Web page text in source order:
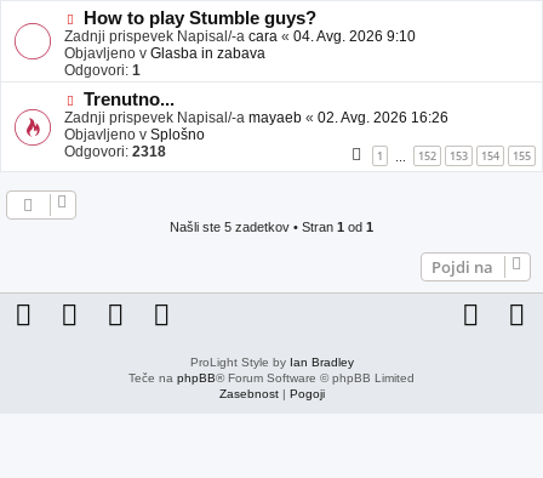
b
a
v
e
N
o
v
e
o
b
j
a
v
e
How to play Stumble guys?
Zadnji prispevek Napisal/-a cara « 04. Avg. 2026 9:10
Objavljeno v Glasba in zabava
Odgovori: 1
N
o
v
e
o
Trenutno...
Zadnji prispevek Napisal/-a mayaeb « 02. Avg. 2026 16:26
Objavljeno v Splošno
Odgovori: 2318 1 152 153 154 155
Našli ste 5 zadetkov • Stran 1 od 1
Pojdi na
ProLight Style by Ian Bradley
Teče na phpBB® Forum Software © phpBB Limited
Zasebnost| Pogoji